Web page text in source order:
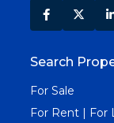
Search
For Sale
For Rent | For